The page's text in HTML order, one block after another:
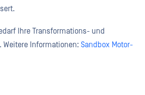
Ihre Transformations- und
Weitere Informationen: Sandbox Motor-